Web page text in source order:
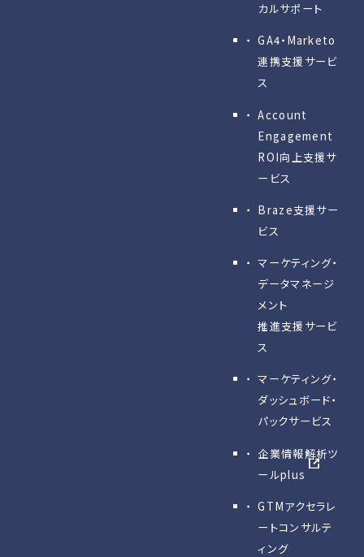
カルサポート
GA4・Marketo
連携支援サービ
ス
Account
Engagement
ROI向上支援サ
ービス
Braze支援サー
ビス
マーケティング・
データマネージ
メント
推進支援サービ
ス
マーケティング・
ダッシュボード・
パックサービス
企業情報解析ツ
ールplus
GTMアクセラレ
ートコンサルテ
ィング